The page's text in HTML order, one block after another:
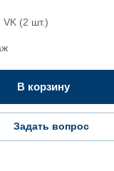
VK (2 шт.)
В корзину
Задать вопрос